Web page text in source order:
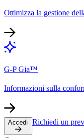
Ottimizza la gestione
G-P Gia™​​
Informazioni sulla
Accedi​​ Richiedi un